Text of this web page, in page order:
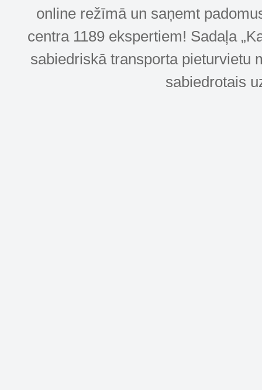
online režīmā un saņemt
centra 1189 ekspertiem! Sadaļa
sabiedriskā transporta pieturvietu
sabiedrotais